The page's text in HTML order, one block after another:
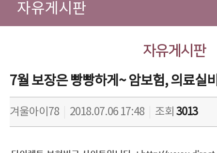
자유게시판
자유게시판
7월 보장은 빵빵하게~ 암보험, 의료실
겨울아이78 2018.07.06 17:48 조회 3013